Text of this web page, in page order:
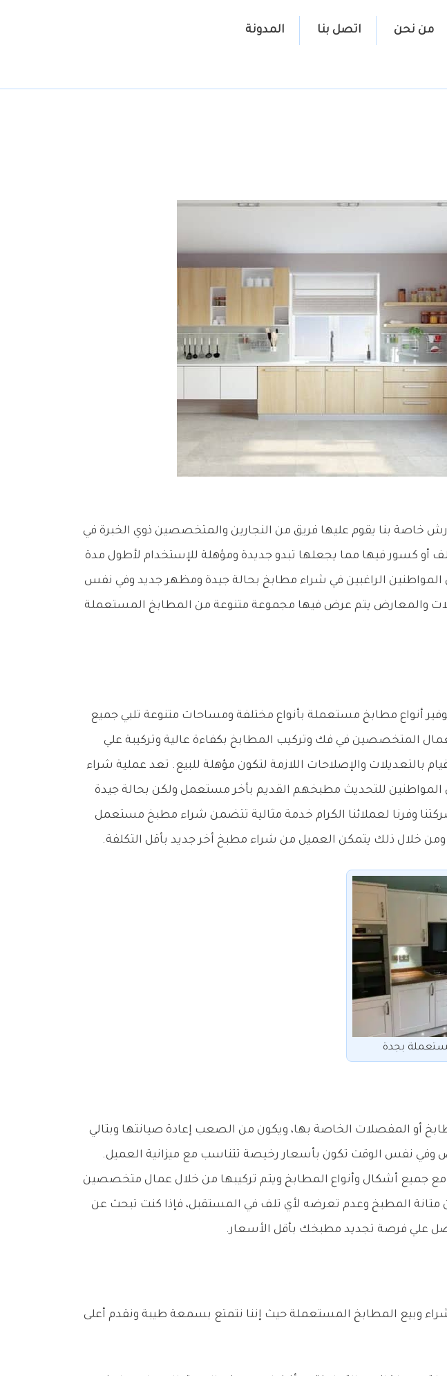
من نحن اتصل بنا المدونة
خاصة بنا يقوم عليها فريق من النجارين والمتخصصين ذوي الخبرة في
أو كسور فيها مما يجعلها تبدو جديدة ومؤهلة للإستخدام لأطول مدة
المواطنين الراغبين في شراء مطابخ بحالة جيدة ومظهر جديد وفي نفس
والمعارض يتم عرض فيها مجموعة متنوعة من المطابخ المستعملة
أنواع مطابخ مستعملة بأنواع مختلفة ومساحات متنوعة تلبي جميع
المتخصصين في فك وتركيب المطابخ بكفاءة عالية وتركيبة علي
بالتعديلات والإصلاحات اللازمة لتكون مؤهلة للبيع. تعد عملية شراء
للتحديث مطبخهم القديم بأخر مستعمل ولكن بحالة جيدة
وفرنا لعملائنا الكرام خدمة مثالية تتضمن شراء مطبخ مستعمل
ومن خلال ذلك يتمكن العميل من شراء مطبخ أخر جديد بأقل التكلفة.
بجدة
أو المفصلات الخاصة بها، ويكون من الصعب إعادة صيانتها وبتالي
وفي نفس الوقت تكون بأسعار رخيصة تتناسب مع ميزانية العميل.
جميع أشكال وأنواع المطابخ ويتم تركيبها من خلال عمال متخصصين
المطبخ وعدم تعرضه لأي تلف في المستقبل، فإذا كنت تبحث عن
علي فرصة تجديد مطبخك بأقل الأسعار.
وبيع المطابخ المستعملة حيث إننا نتمتع بسمعة طيبة ونقدم أعلى